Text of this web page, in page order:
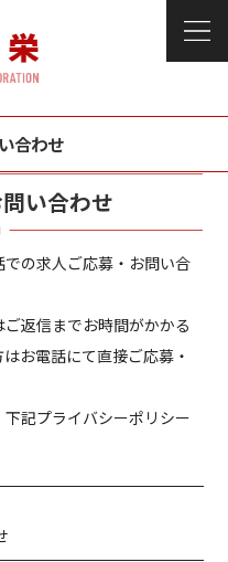
合わせ
い合わせ
の求人ご応募・お問い合
返信までお時間がかかる
お電話にて直接ご応募・
記プライバシーポリシー